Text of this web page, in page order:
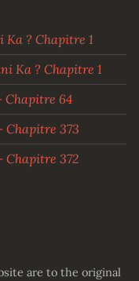
Ka ? Chapitre 1
Ka ? Chapitre 1
Chapitre 64
Chapitre 373
Chapitre 372
are to the original